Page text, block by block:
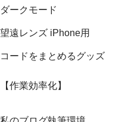
ダークモード
望遠レンズ iPhone用
コードをまとめるグッズ
【作業効率化】